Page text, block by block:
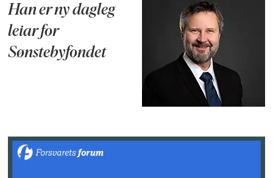
Han er ny dagleg
leiar for
Sønstebyfondet